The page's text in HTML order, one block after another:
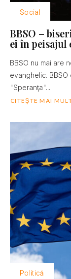
Social
BBSO –
ei în peisajul
BBSO nu mai are
evanghelic.
"Speranţa"...
CITEȘTE MAI
Politică